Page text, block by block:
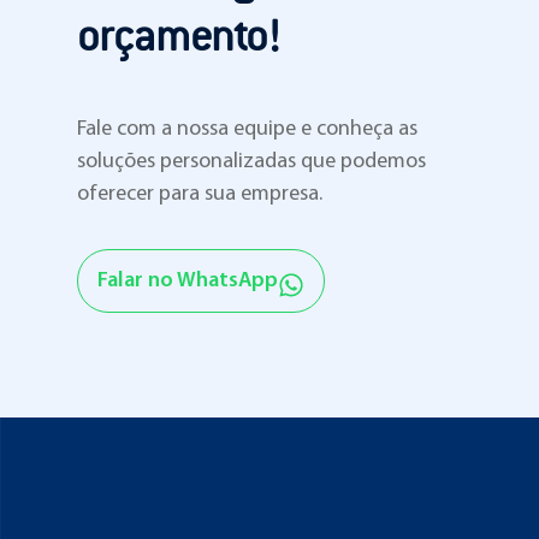
orçamento!
Fale com a nossa equipe e conheça as
soluções personalizadas que podemos
oferecer para sua empresa.
Falar no WhatsApp